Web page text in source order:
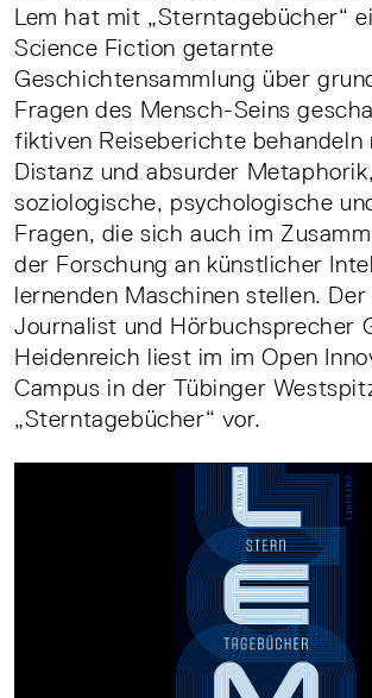
Lem hat mit „Sterntagebücher“
Science Fiction getarnte
Geschichtensammlung über
Fragen des Mensch-Seins
fiktiven Reiseberichte behandeln
Distanz und absurder Metaphorik,
soziologische, psychologische
Fragen, die sich auch im
der Forschung an künstlicher
lernenden Maschinen stellen.
Journalist und Hörbuchsprecher
Heidenreich liest im im Open
Campus in der Tübinger
„Sterntagebücher“ vor.